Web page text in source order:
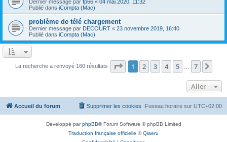
Dernier message par fp66 « 04 mai 2020, 11:32
Publié dans iCompta (Mac)
problème de télé chargement
Dernier message par DECOURT « 23 novembre 2019, 16:40
Publié dans iCompta (Mac)
La recherche a renvoyé 160 résultats Page 1sur7
1 2 3 4 5 7
Aller
Accueil du forum Fuseau horaire sur UTC+02:00
Supprimer les cookies
Développé parphpBB® Forum Software © phpBB Limited
Traduction française officielle ©Qiaeru